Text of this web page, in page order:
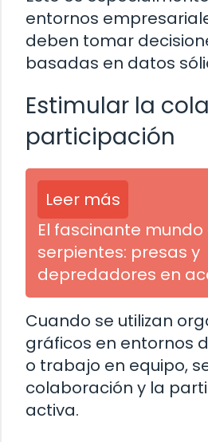
entornos
deben tomar
basadas en datos
Estimular la
participación
Leer más
El fascinante mundo
serpientes: presas y
depredadores en
Cuando se utilizan
gráficos en entornos
o trabajo en equipo,
colaboración y la
activa.